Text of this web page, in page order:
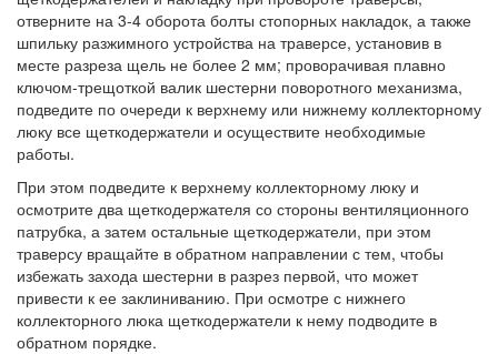
отверните на 3-4 оборота болты стопорных накладок, а также
шпильку разжимного устройства на траверсе, установив в
месте разреза щель не более 2 мм; проворачивая плавно
ключом-трещоткой валик шестерни поворотного механизма,
подведите по очереди к верхнему или нижнему коллекторному
люку все щеткодержатели и осуществите необходимые
работы.
При этом подведите к верхнему коллекторному люку и
осмотрите два щеткодержателя со стороны вентиляционного
патрубка, а затем остальные щеткодержатели, при этом
траверсу вращайте в обратном направлении с тем, чтобы
избежать захода шестерни в разрез первой, что может
привести к ее заклиниванию. При осмотре с нижнего
коллекторного люка щеткодержатели к нему подводите в
обратном порядке.